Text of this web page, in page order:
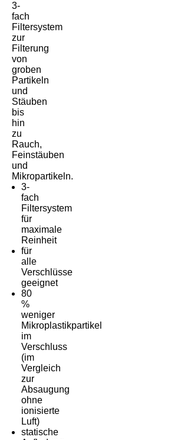
3-
fach
Filtersystem
zur
Filterung
von
groben
Partikeln
und
Stäuben
bis
hin
zu
Rauch,
Feinstäuben
und
Mikropartikeln.
3-
fach
Filtersystem
für
maximale
Reinheit
für
alle
Verschlüsse
geeignet
80
%
weniger
Mikroplastikpartikel
im
Verschluss
(im
Vergleich
zur
Absaugung
ohne
ionisierte
Luft)
statische